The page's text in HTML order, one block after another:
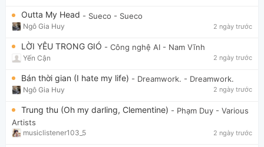
Tắt quảng cáo
Outta My Head - Sueco - Sueco
Ngô Gia Huy 2 ngày trước
LỜI YÊU TRONG GIÓ - Công nghệ AI - Nam Vĩnh
Yến Cận 2 ngày trước
Bán thời gian (I hate my life) - Dreamwork. - Dreamwork.
Ngô Gia Huy 2 ngày trước
Trung thu (Oh my darling, Clementine) - Phạm Duy - Various
Artists
musiclistener103_5 2 ngày trước